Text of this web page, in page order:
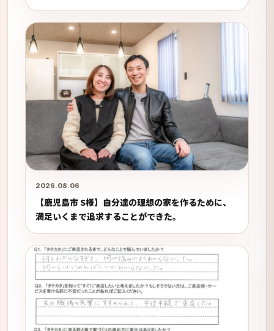
2026.08.06
【鹿児島市 S様】自分達の理想の家を作るために、
満足いくまで追求することができた。